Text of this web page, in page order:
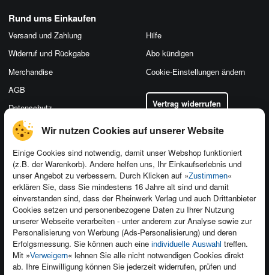
Wir nutzen Cookies auf unserer Website
Einige Cookies sind notwendig, damit unser Webshop funktioniert
(z.B. der Warenkorb). Andere helfen uns, Ihr Einkaufserlebnis und
unser Angebot zu verbessern. Durch Klicken auf »Zustimmen«
erklären Sie, dass Sie mindestens 16 Jahre alt sind und damit
einverstanden sind, dass der Rheinwerk Verlag und auch Drittanbieter
Cookies setzen und personenbezogene Daten zu Ihrer Nutzung
unserer Webseite verarbeiten - unter anderem zur Analyse sowie zur
Personalisierung von Werbung (Ads-Personalisierung) und deren
Erfolgsmessung. Sie können auch eine individuelle Auswahl treffen.
Mit »Verweigern« lehnen Sie alle nicht notwendigen Cookies direkt
ab. Ihre Einwilligung können Sie jederzeit widerrufen, prüfen und
Kontakt
Newsletter
Für Unternehmen
Presseservice
Dozentenservice
Produktfeedback
Foreign Rights
Ein Buch schreiben
Rund ums Einkaufen
Versand und Zahlung
Widerruf und Rückgabe
Merchandise
AGB
Datenschutz
Hilfe
Abo kündigen
Cookie-Einstellungen ändern
Vertrag widerrufen